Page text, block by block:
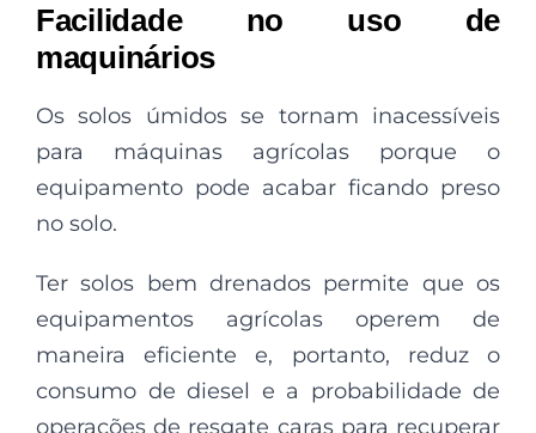
Facilidade no uso de
maquinários
Os solos úmidos se tornam inacessíveis
para máquinas agrícolas porque o
equipamento pode acabar ficando preso
no solo.
Ter solos bem drenados permite que os
equipamentos agrícolas operem de
maneira eficiente e, portanto, reduz o
consumo de diesel e a probabilidade de
operações de resgate caras para recuperar